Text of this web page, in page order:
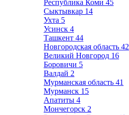
Республика Коми 45
Сыктывкар 14
Ухта 5
Усинск 4
Ташкент 44
Новгородская область 42
Великий Новгород 16
Боровичи 5
Валдай 2
Мурманская область 41
Мурманск 15
Апатиты 4
Мончегорск 2